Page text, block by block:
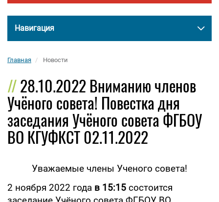
Навигация
Главная Новости
28.10.2022 Вниманию членов
Учёного совета! Повестка дня
заседания Учёного совета ФГБОУ
ВО КГУФКСТ 02.11.2022
Уважаемые члены Ученого совета!
2 ноября 2022 года в 15:15 состоится